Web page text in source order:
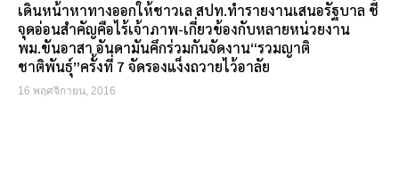
เดินหน้าหาทางออกให้ชาวเล สปท.ทำรายงานเสนอรัฐบาล ชี้
จุดอ่อนสำคัญคือไร้เจ้าภาพ-เกี่ยวข้องกับหลายหน่วยงาน
พม.ขันอาสา อันดามันคึกร่วมกันจัดงาน“รวมญาติ
ชาติพันธุ์”ครั้งที่ 7 จัดรองแง็งถวายไว้อาลัย
16 พฤศจิกายน, 2016